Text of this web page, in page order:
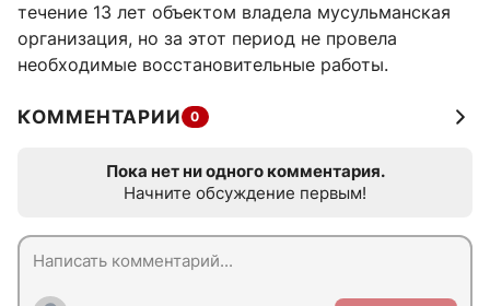
течение 13 лет объектом владела мусульманская
организация, но за этот период не провела
необходимые восстановительные работы.
КОММЕНТАРИИ 0
Пока нет ни одного комментария.
Начните обсуждение первым!